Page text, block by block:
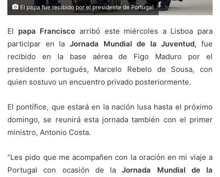
El papa fue recibido por el presidente de Portugal
El papa Francisco arribó este miércoles a Lisboa para
participar en la Jornada Mundial de la Juventud, fue
recibido en la base aérea de Figo Maduro por el
presidente portugués, Marcelo Rebelo de Sousa, con
quien sostuvo un encuentro privado posteriormente.
El pontífice, que estará en la nación lusa hasta el próximo
domingo, se reunirá esta jornada también con el primer
ministro, Antonio Costa.
“Les pido que me acompañen con la oración en mi viaje a
Portugal con ocasión de laJornada Mundial de la